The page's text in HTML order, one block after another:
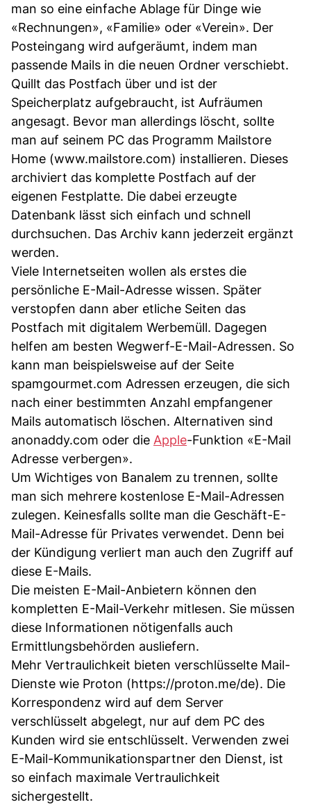
man so eine einfache Ablage für Dinge wie
«Rechnungen», «Familie» oder «Verein». Der
Posteingang wird aufgeräumt, indem man
passende Mails in die neuen Ordner verschiebt.
Quillt das Postfach über und ist der
Speicherplatz aufgebraucht, ist Aufräumen
angesagt. Bevor man allerdings löscht, sollte
man auf seinem PC das Programm Mailstore
Home (www.mailstore.com) installieren. Dieses
archiviert das komplette Postfach auf der
eigenen Festplatte. Die dabei erzeugte
Datenbank lässt sich einfach und schnell
durchsuchen. Das Archiv kann jederzeit ergänzt
werden.
Viele Internetseiten wollen als erstes die
persönliche E-Mail-Adresse wissen. Später
verstopfen dann aber etliche Seiten das
Postfach mit digitalem Werbemüll. Dagegen
helfen am besten Wegwerf-E-Mail-Adressen. So
kann man beispielsweise auf der Seite
spamgourmet.com Adressen erzeugen, die sich
nach einer bestimmten Anzahl empfangener
Mails automatisch löschen. Alternativen sind
anonaddy.com oder die Apple-Funktion «E-Mail
Adresse verbergen».
Um Wichtiges von Banalem zu trennen, sollte
man sich mehrere kostenlose E-Mail-Adressen
zulegen. Keinesfalls sollte man die Geschäft-E-
Mail-Adresse für Privates verwendet. Denn bei
der Kündigung verliert man auch den Zugriff auf
diese E-Mails.
Die meisten E-Mail-Anbietern können den
kompletten E-Mail-Verkehr mitlesen. Sie müssen
diese Informationen nötigenfalls auch
Ermittlungsbehörden ausliefern.
Mehr Vertraulichkeit bieten verschlüsselte Mail-
Dienste wie Proton (https://proton.me/de). Die
Korrespondenz wird auf dem Server
verschlüsselt abgelegt, nur auf dem PC des
Kunden wird sie entschlüsselt. Verwenden zwei
E-Mail-Kommunikationspartner den Dienst, ist
so einfach maximale Vertraulichkeit
sichergestellt.